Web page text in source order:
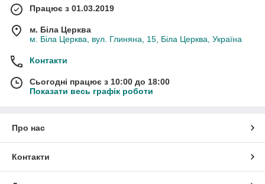
Працює з 01.03.2019
м. Біла Церква
м. Біла Церква, вул. Глиняна, 15, Біла Церква, Україна
Контакти
Сьогодні працює з 10:00 до 18:00
Показати весь графік роботи
Про нас
Контакти